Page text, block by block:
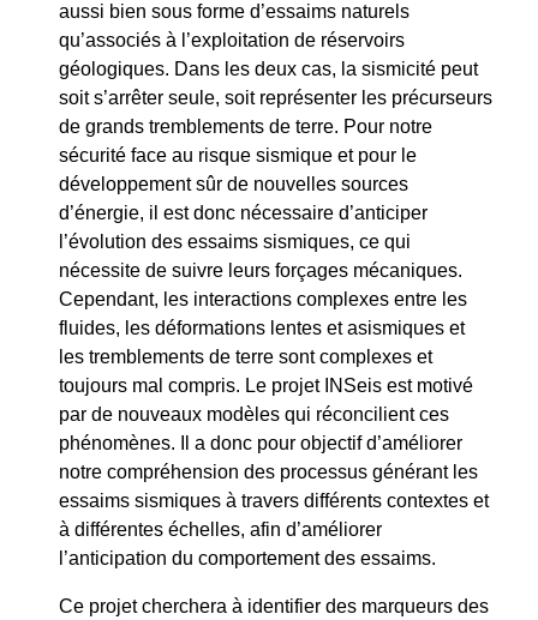
aussi bien sous forme d’essaims naturels
qu’associés à l’exploitation de réservoirs
géologiques. Dans les deux cas, la sismicité peut
soit s’arrêter seule, soit représenter les précurseurs
de grands tremblements de terre. Pour notre
sécurité face au risque sismique et pour le
développement sûr de nouvelles sources
d’énergie, il est donc nécessaire d’anticiper
l’évolution des essaims sismiques, ce qui
nécessite de suivre leurs forçages mécaniques.
Cependant, les interactions complexes entre les
fluides, les déformations lentes et asismiques et
les tremblements de terre sont complexes et
toujours mal compris. Le projet INSeis est motivé
par de nouveaux modèles qui réconcilient ces
phénomènes. Il a donc pour objectif d’améliorer
notre compréhension des processus générant les
essaims sismiques à travers différents contextes et
à différentes échelles, afin d’améliorer
l’anticipation du comportement des essaims.
Ce projet cherchera à identifier des marqueurs des